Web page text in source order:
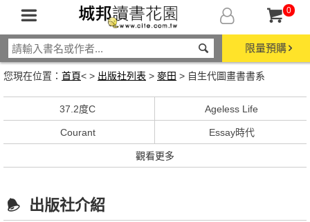
0
限量預購
您現在位置： 首頁< > 出版社列表 > 麥田 > 自生代圖畫書書系
37.2度C Ageless Life
Courant Essay時代
觀看更多
出版社介紹